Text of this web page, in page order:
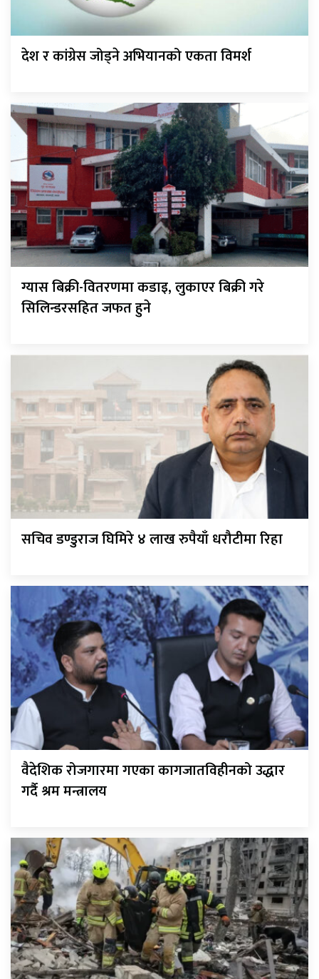
देश र कांग्रेस जोड्ने अभियानको एकता विमर्श
ग्यास बिक्री-वितरणमा कडाइ, लुकाएर बिक्री गरे
सिलिन्डरसहित जफत हुने
सचिव डण्डुराज घिमिरे ४ लाख रुपैयाँ धरौटीमा रिहा
वैदेशिक रोजगारमा गएका कागजातविहीनको उद्धार
गर्दै श्रम मन्त्रालय